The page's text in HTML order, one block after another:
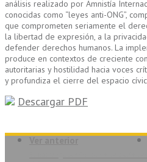
análisis realizado por Amnistía
conocidas como “leyes anti-ONG”,
que comprometen seriamente el
la libertad de expresión, a la
defender derechos humanos. La
produce en contextos de creciente
autoritarias y hostilidad hacia voces
y profundiza el cierre del espacio
Descargar PDF